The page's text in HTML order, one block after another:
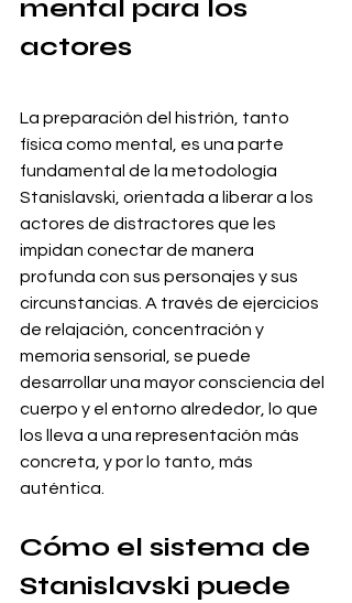
mental para los
actores
La preparación del histrión, tanto
física como mental, es una parte
fundamental de la metodología
Stanislavski, orientada a liberar a los
actores de distractores que les
impidan conectar de manera
profunda con sus personajes y sus
circunstancias. A través de ejercicios
de relajación, concentración y
memoria sensorial, se puede
desarrollar una mayor consciencia del
cuerpo y el entorno alrededor, lo que
los lleva a una representación más
concreta, y por lo tanto, más
auténtica.
Cómo el sistema de
Stanislavski puede